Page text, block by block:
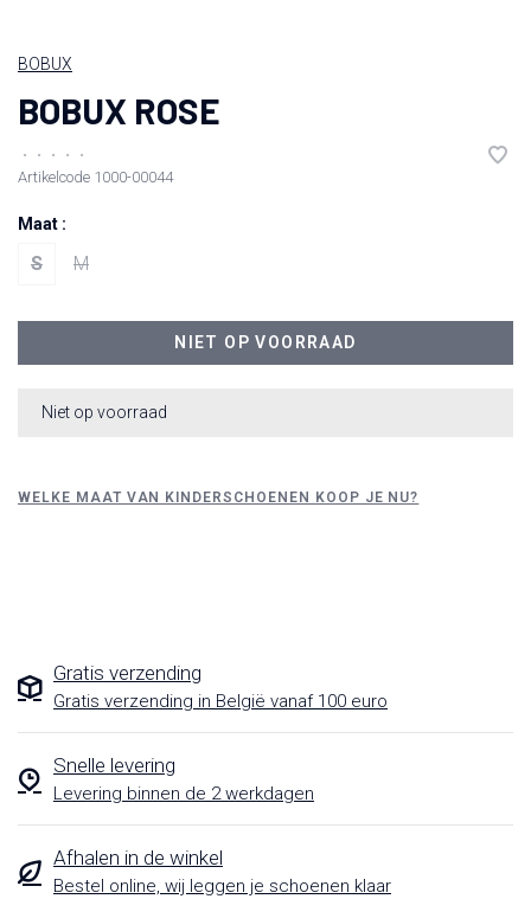
BOBUX
BOBUX ROSE
• • • •
•
Artikelcode 1000-00044
Maat :
S M
NIET OP VOORRAAD
Niet op voorraad
WELKE MAAT VAN KINDERSCHOENEN KOOP JE NU?
Gratis verzending
Gratis verzending in België vanaf 100 euro
Snelle levering
Levering binnen de 2 werkdagen
Afhalen in de winkel
Bestel online, wij leggen je schoenen klaar